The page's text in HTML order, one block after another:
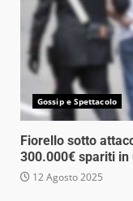
Gossip e Spettacolo
Fiorello sotto
300.000€ spariti in
12 Agosto 2025